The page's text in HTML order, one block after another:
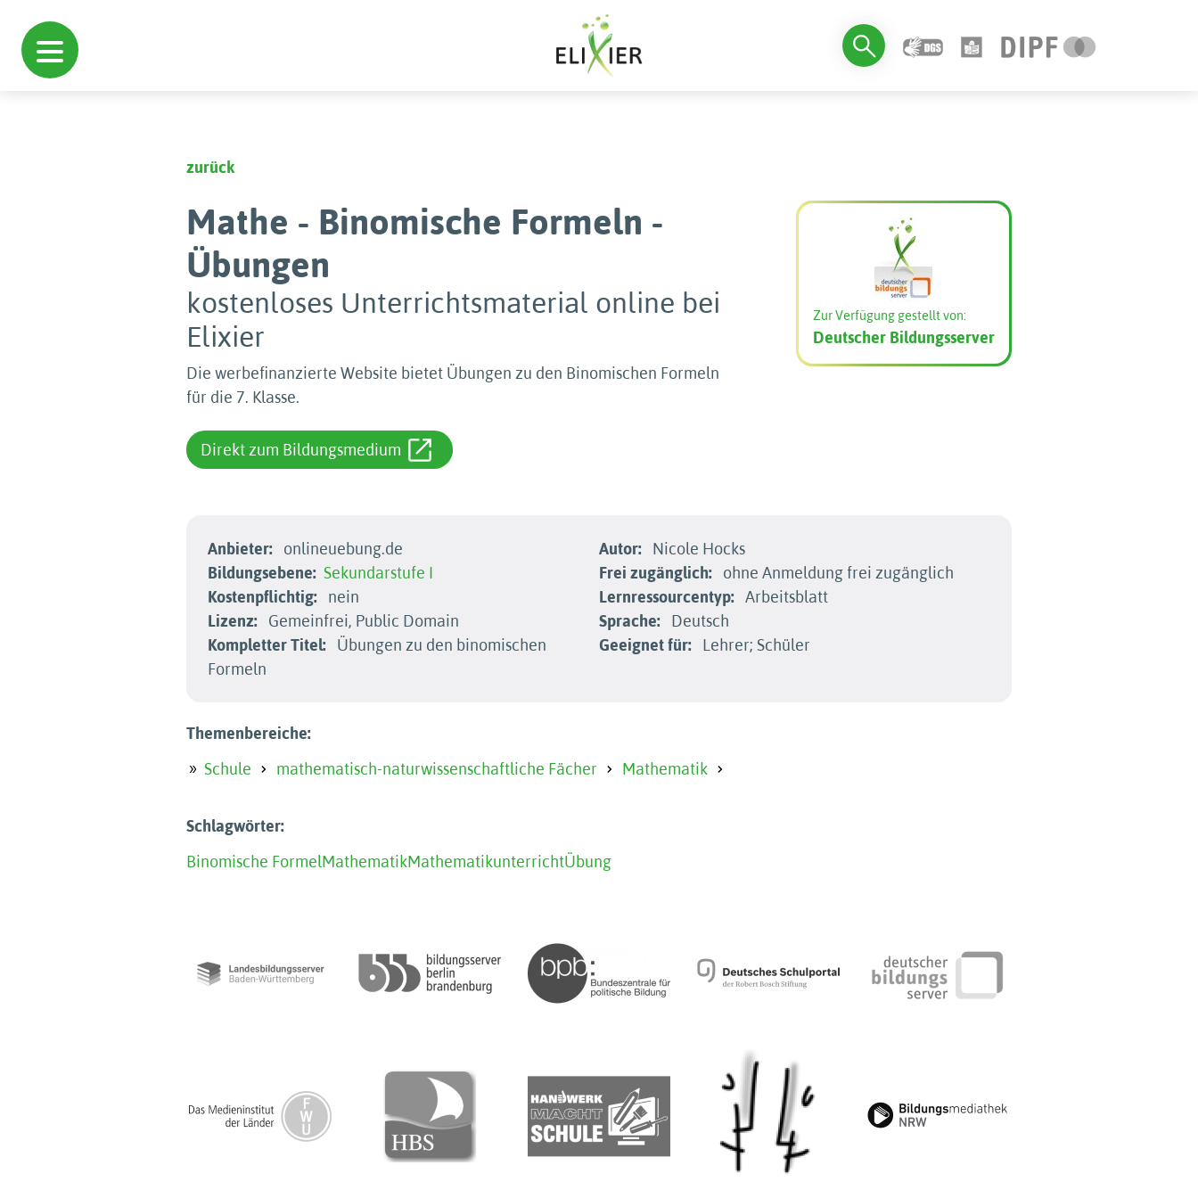
zurück
Mathe - Binomische Formeln -
Übungen
kostenloses Unterrichtsmaterial online bei
Elixier
Die werbefinanzierte Website bietet Übungen zu den Binomischen Formeln
für die 7. Klasse.
Direkt zum Bildungsmedium
Zur Verfügung gestellt von:
Deutscher Bildungsserver
Anbieter:
onlineuebung.de
Bildungsebene: Sekundarstufe I
Kostenpflichtig:
nein
Lizenz:
Gemeinfrei, Public Domain
Kompletter Titel:
Übungen zu den binomischen
Formeln
Autor:
Nicole Hocks
Frei zugänglich:
ohne Anmeldung frei zugänglich
Lernressourcentyp:
Arbeitsblatt
Sprache:
Deutsch
Geeignet für:
Lehrer; Schüler
Themenbereiche:
Schule
mathematisch-naturwissenschaftliche Fächer Mathematik
Schlagwörter:
Binomische FormelMathematikMathematikunterrichtÜbung